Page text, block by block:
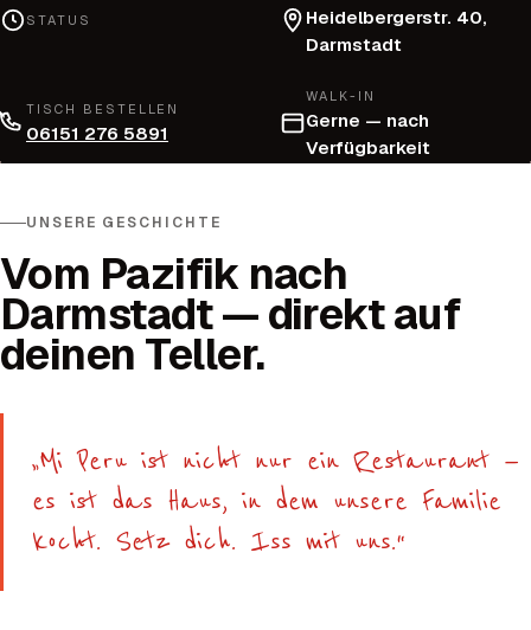
STATUS
Heidelbergerstr. 40,
Darmstadt
TISCH BESTELLEN
06151 276 5891
WALK-IN
Gerne — nach
Verfügbarkeit
UNSERE GESCHICHTE
Vom Pazifik nach
Darmstadt — direkt auf
deinen Teller.
„Mi Peru ist nicht nur ein Restaurant —
es ist das Haus, in dem unsere Familie
kocht. Setz dich. Iss mit uns.“